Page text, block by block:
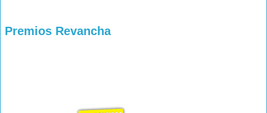
Premios Revancha